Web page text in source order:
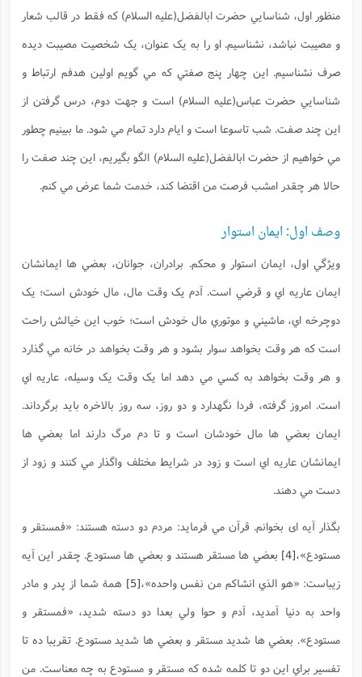
منظور اول، شناسايي حضرت ابالفضل(علیه السلام) که فقط در قالب شعار
و مصيبت نباشد، نشناسيم. او را به يک عنوان، يک شخصيت مصيبت ديده
صرف نشناسیم. اين چهار پنج صفتي که مي گويم اولين هدفم ارتباط و
شناسايي حضرت عباس(علیه السلام) است و جهت دوم، درس گرفتن از
اين چند صفت. شب تاسوعا است و ايام دارد تمام مي شود. ما ببينيم چطور
مي خواهيم از حضرت ابالفضل(علیه السلام) الگو بگيريم، اين چند صفت را
حالا هر چقدر امشب فرصت من اقتضا کند، خدمت شما عرض مي کنم.
وصف اول: ایمان استوار
ويژگي اول، ايمان استوار و محکم. برادران، جوانان، بعضي ها ايمانشان
ايمان عاريه اي و قرضي است. آدم يک وقت مال، مال خودش است؛ يک
دوچرخه اي، ماشيني و موتوري مال خودش است؛ خوب اين خيالش راحت
است که هر وقت بخواهد سوار بشود و هر وقت بخواهد در خانه مي گذارد
و هر وقت بخواهد به کسي مي دهد اما يک وقت يک وسيله، عاريه اي
است. امروز گرفته، فردا نگهدارد و دو روز، سه روز بالاخره بايد برگرداند.
ايمان بعضي ها مال خودشان است و تا دم مرگ دارند اما بعضي ها
ايمانشان عاريه اي است و زود در شرايط مختلف واگذار مي کنند و زود از
دست مي دهند.
بگذار آيه ای بخوانم. قرآن مي فرمايد: مردم دو دسته هستند: «فمستقر و
مستودع»،[4]
بعضي ها مستقر هستند و بعضي ها مستودع. چقدر اين آيه
زيباست: «هو الذي انشاکم من نفس واحده»،[5]
همۀ شما از پدر و مادر
واحد به دنيا آمديد، آدم و حوا ولي بعدا دو دسته شديد، «فمستقر و
مستودع». بعضي ها شديد مستقر و بعضي ها شديد مستودع. تقريبا ده تا
تفسير براي اين دو تا کلمه شده که مستقر و مستودع به چه معناست. من